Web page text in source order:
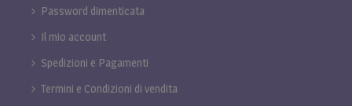
Password dimenticata
Il mio account
Spedizioni e Pagamenti
Termini e Condizioni di vendita